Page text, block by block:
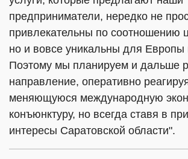
предприниматели, нередко не
привлекательны по соотношению
но и вовсе уникальны для Европы
Поэтому мы планируем и дальше
направление, оперативно
меняющуюся международную
конъюнктуру, но всегда ставя в
интересы Саратовской области".